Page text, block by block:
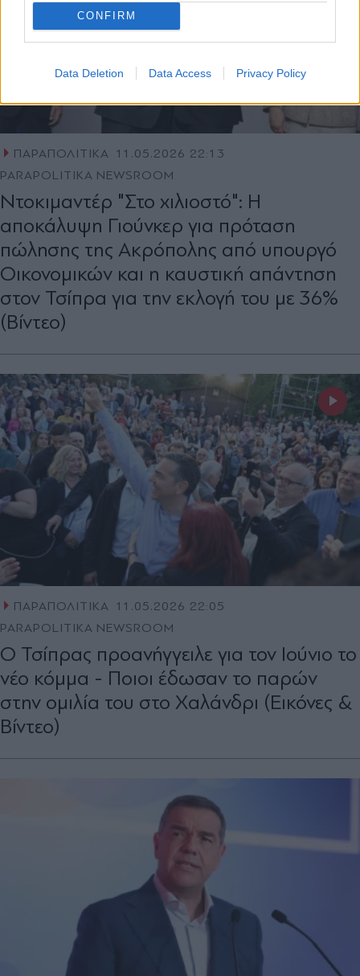
CONFIRM
Data Deletion Data Access Privacy Policy
ΠΑΡΑΠΟΛΙΤΙΚΑ
11.05.2026 22:13
PARAPOLITIKA NEWSROOM
Ντοκιμαντέρ "Στο χιλιοστό": Η
αποκάλυψη Γιούνκερ για πρόταση
πώλησης της Ακρόπολης από υπουργό
Οικονομικών και η καυστική απάντηση
στον Τσίπρα για την εκλογή του με 36%
(Βίντεο)
ΠΑΡΑΠΟΛΙΤΙΚΑ 11.05.2026 22:05
PARAPOLITIKA NEWSROOM
Ο Τσίπρας προανήγγειλε για τον Ιούνιο το
νέο κόμμα - Ποιοι έδωσαν το παρών
στην ομιλία του στο Χαλάνδρι (Εικόνες &
Βίντεο)